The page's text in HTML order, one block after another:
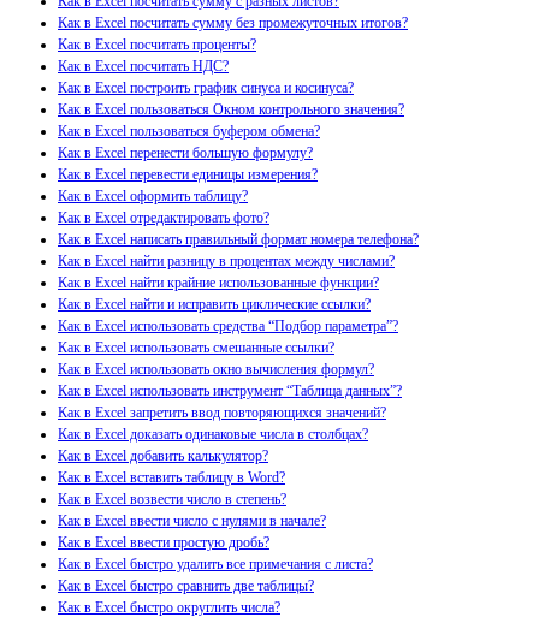
Как в Excel посчитать сумму без промежуточных итогов?
Как в Excel посчитать проценты?
Как в Excel посчитать НДС?
Как в Excel построить график синуса и косинуса?
Как в Excel пользоваться Окном контрольного значения?
Как в Excel пользоваться буфером обмена?
Как в Excel перенести большую формулу?
Как в Excel перевести единицы измерения?
Как в Excel оформить таблицу?
Как в Excel отредактировать фото?
Как в Excel написать правильный формат номера телефона?
Как в Excel найти разницу в процентах между числами?
Как в Excel найти крайние использованные функции?
Как в Excel найти и исправить циклические ссылки?
Как в Excel использовать средства “Подбор параметра”?
Как в Excel использовать смешанные ссылки?
Как в Excel использовать окно вычисления формул?
Как в Excel использовать инструмент “Таблица данных”?
Как в Excel запретить ввод повторяющихся значений?
Как в Excel доказать одинаковые числа в столбцах?
Как в Excel добавить калькулятор?
Как в Excel вставить таблицу в Word?
Как в Excel возвести число в степень?
Как в Excel ввести число с нулями в начале?
Как в Excel ввести простую дробь?
Как в Excel быстро удалить все примечания с листа?
Как в Excel быстро сравнить две таблицы?
Как в Excel быстро округлить числа?